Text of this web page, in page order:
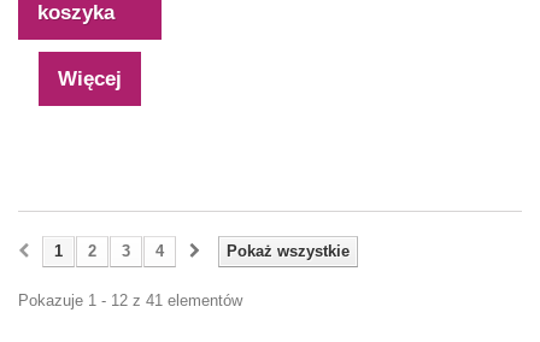
koszyka
Więcej
Pokaż wszystkie
1 2 3 4
Pokazuje 1 - 12 z 41 elementów